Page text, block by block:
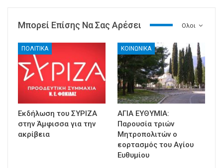
Ολοι
Μπορεί Επίσης Να Σας Αρέσει
ΠΟΛΙΤΙΚΑ
Εκδήλωση του ΣΥΡΙΖΑ
στην Άμφισσα για την
ακρίβεια
ΚΟΙΝΩΝΙΚΑ
ΑΓΙΑ ΕΥΘΥΜΙΑ:
Παρουσία τριών
Μητροπολιτών ο
εορτασμός του Αγίου
Ευθυμίου